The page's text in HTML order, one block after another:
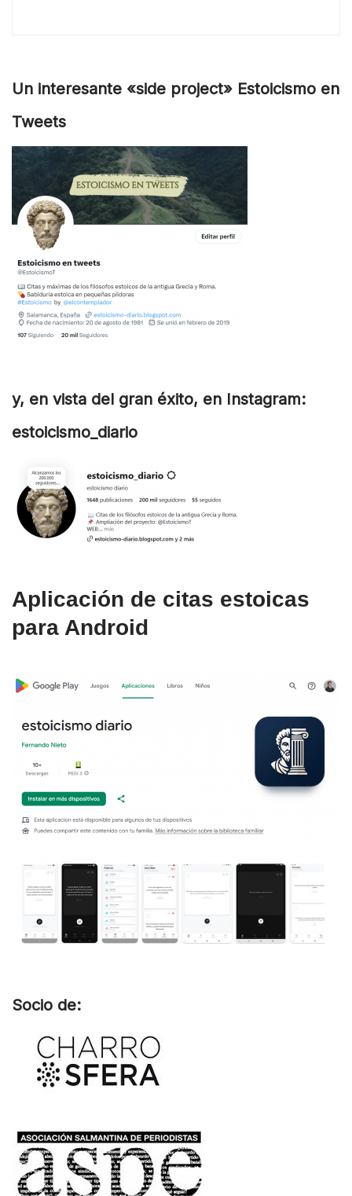
Un interesante «side project» Estoicismo en
Tweets
y, en vista del gran éxito, en Instagram:
estoicismo_diario
Aplicación de citas estoicas
para Android
Socio de: